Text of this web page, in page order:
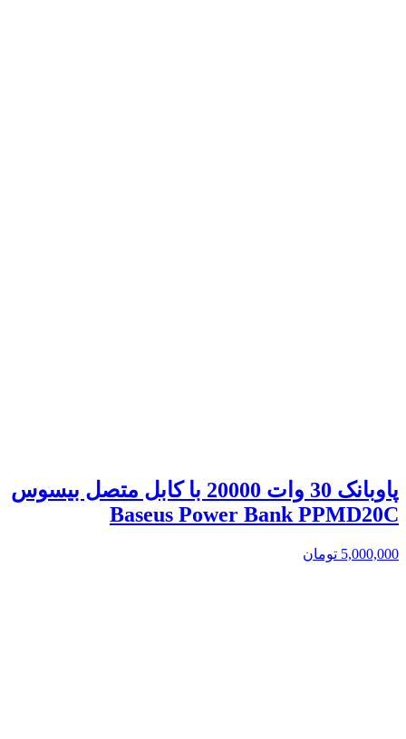
پاوبانک 30 وات 20000 با کابل متصل بیسوس
Baseus Power Bank PPMD20C
5,000,000 تومان